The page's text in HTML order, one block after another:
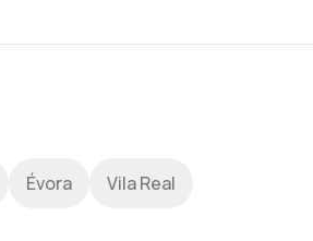
Évora Vila Real